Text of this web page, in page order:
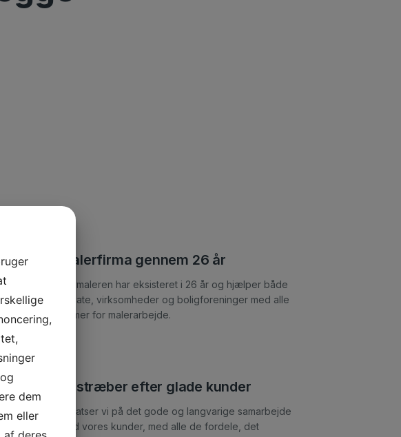
Malerfirma gennem 26 år
Citymaleren har eksisteret i 26 år og hjælper både
private, virksomheder og boligforeninger med alle
former for malerarbejde.
Vi stræber efter glade kunder
Vi satser vi på det gode og langvarige samarbejde
med vores kunder, med alle de fordele, det
dem
eller